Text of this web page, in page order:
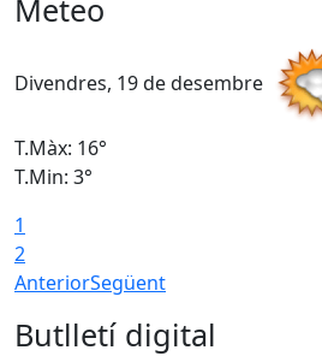
Meteo
Divendres, 19 de desembre
T.Màx: 16°
T.Min: 3°
1
2
AnteriorSegüent
Butlletí digital